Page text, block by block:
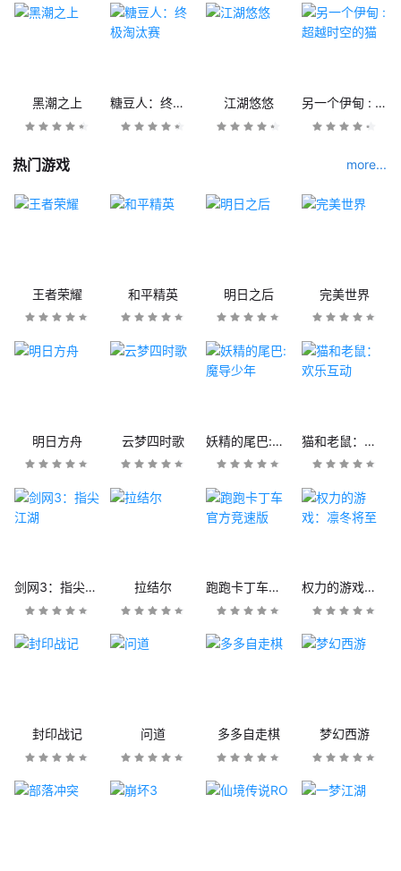
黑潮之上 糖豆人：终极淘汰赛 江湖悠悠 另一个伊甸 : 超越时空的猫
热门游戏 more...
王者荣耀 和平精英 明日之后 完美世界
明日方舟 云梦四时歌 妖精的尾巴:魔导少年 猫和老鼠：欢乐互动
剑网3：指尖江湖 拉结尔 跑跑卡丁车官方竞速版 权力的游戏：凛冬将至
封印战记 问道 多多自走棋 梦幻西游